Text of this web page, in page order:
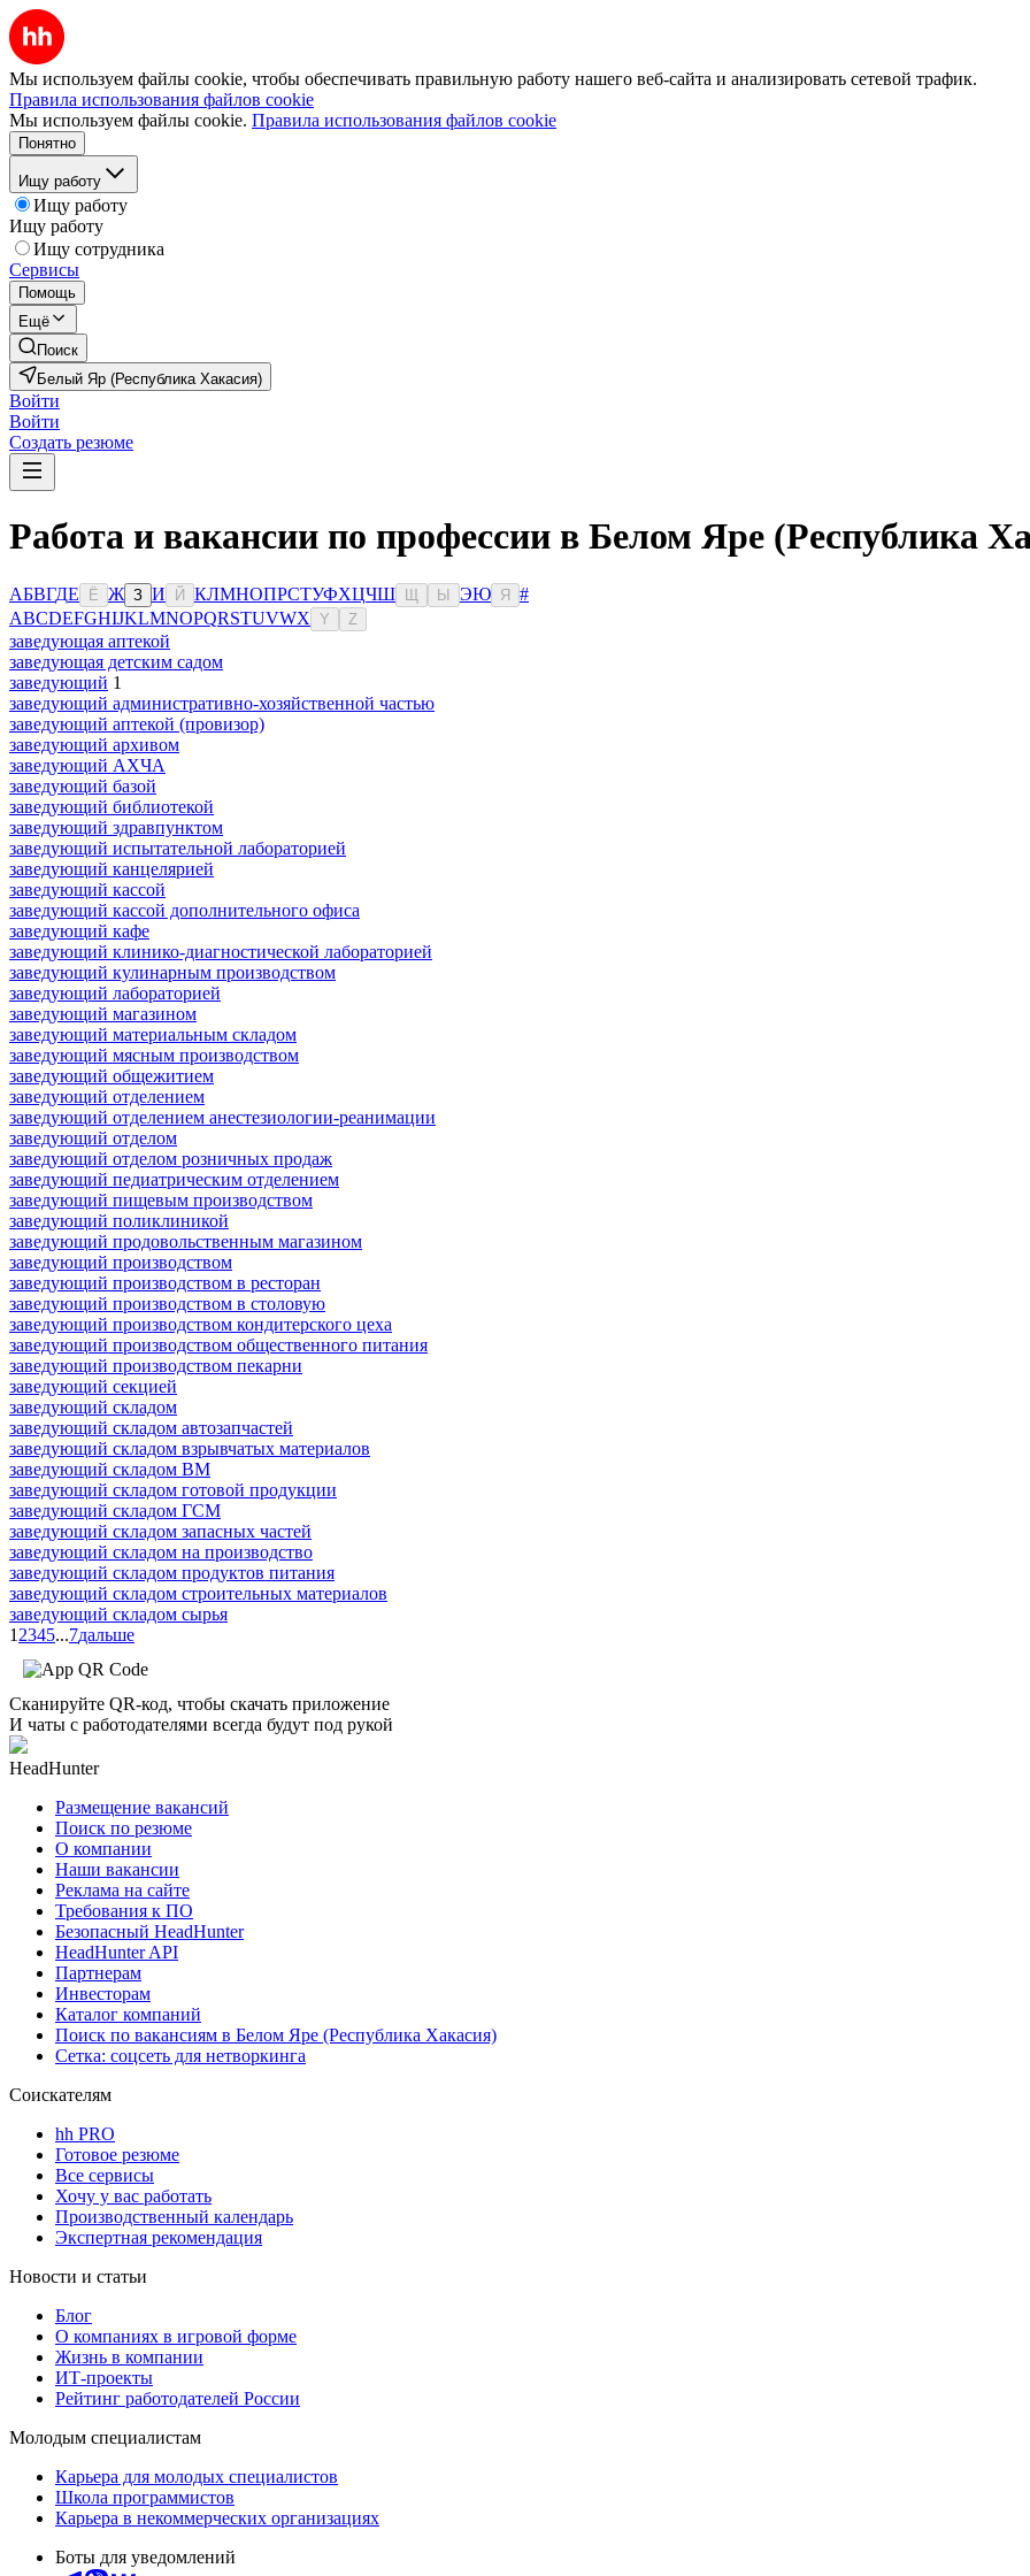
Мы используем файлы cookie, чтобы обеспечивать правильную работу нашего веб-сайта и анализировать сетевой трафик.
Правила использования файлов cookie
Мы используем файлы cookie. Правила использования файлов cookie
Понятно
Ищу работу
Ищу работу
Ищу работу
Ищу сотрудника
Сервисы
Помощь
Ещё
Поиск
Белый Яр (Республика Хакасия)
Войти
Войти
Создать резюме
Работа и вакансии по профессии в Белом Яре (Республика
АБВГДЕ Ё Ж З И Й КЛМНОПРСТУФХЦЧШ Ы ЭЮ Я
#
ABCDEFGHIJKLMNOPQRSTUVWX Y Z
заведующая аптекой
заведующая детским садом
заведующий 1
заведующий административно-хозяйственной частью
заведующий аптекой (провизор)
заведующий архивом
заведующий АХЧА
заведующий базой
заведующий библиотекой
заведующий здравпунктом
заведующий испытательной лабораторией
заведующий канцелярией
заведующий кассой
заведующий кассой дополнительного офиса
заведующий кафе
заведующий клинико-диагностической лабораторией
заведующий кулинарным производством
заведующий лабораторией
заведующий магазином
заведующий материальным складом
заведующий мясным производством
заведующий общежитием
заведующий отделением
заведующий отделением анестезиологии-реанимации
заведующий отделом
заведующий отделом розничных продаж
заведующий педиатрическим отделением
заведующий пищевым производством
заведующий поликлиникой
заведующий продовольственным магазином
заведующий производством
заведующий производством в ресторан
заведующий производством в столовую
заведующий производством кондитерского цеха
заведующий производством общественного питания
заведующий производством пекарни
заведующий секцией
заведующий складом
заведующий складом автозапчастей
заведующий складом взрывчатых материалов
заведующий складом ВМ
заведующий складом готовой продукции
заведующий складом ГСМ
заведующий складом запасных частей
заведующий складом на производство
заведующий складом продуктов питания
заведующий складом строительных материалов
заведующий складом сырья
1 2345...7дальше
Сканируйте QR-код, чтобы скачать приложение
И чаты с работодателями всегда будут под рукой
HeadHunter
Размещение вакансий
Поиск по резюме
О компании
Наши вакансии
Реклама на сайте
Требования к ПО
Безопасный HeadHunter
HeadHunter API
Партнерам
Инвесторам
Каталог компаний
Поиск по вакансиям в Белом Яре (Республика Хакасия)
Сетка: соцсеть для нетворкинга
Соискателям
hh PRO
Готовое резюме
Все сервисы
Хочу у вас работать
Производственный календарь
Экспертная рекомендация
Новости и статьи
Блог
О компаниях в игровой форме
Жизнь в компании
ИТ-проекты
Рейтинг работодателей России
Молодым специалистам
Карьера для молодых специалистов
Школа программистов
Карьера в некоммерческих организациях
Боты для уведомлений